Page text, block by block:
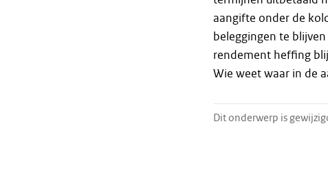
aangifte onder de
beleggingen te
rendement heffing
Wie weet waar in de
Dit onderwerp is